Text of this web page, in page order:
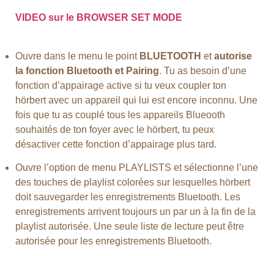
VIDEO sur le BROWSER SET MODE
Ouvre dans le menu le point BLUETOOTH etautorise
la fonction Bluetooth et Pairing. Tu as besoin d’une
fonction d’appairage active si tu veux coupler ton
hörbert avec un appareil qui lui est encore inconnu. Une
fois que tu as couplé tous les appareils Blueooth
souhaités de ton foyer avec le hörbert, tu peux
désactiver cette fonction d’appairage plus tard.
Ouvre l’option de menu PLAYLISTS et sélectionne l’une
des touches de playlist colorées sur lesquelles hörbert
doit sauvegarder les enregistrements Bluetooth. Les
enregistrements arrivent toujours un par un à la fin de la
playlist autorisée. Une seule liste de lecture peut être
autorisée pour les enregistrements Bluetooth.